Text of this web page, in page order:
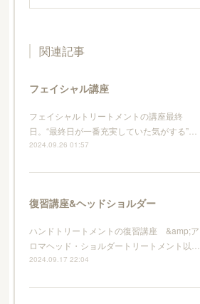
関連記事
フェイシャル講座
フェイシャルトリートメントの講座最終
日。“最終日が一番充実していた気がする”…
2024.09.26 01:57
復習講座&ヘッドショルダー
ハンドトリートメントの復習講座 &amp;ア
ロマヘッド・ショルダートリートメント以…
2024.09.17 22:04